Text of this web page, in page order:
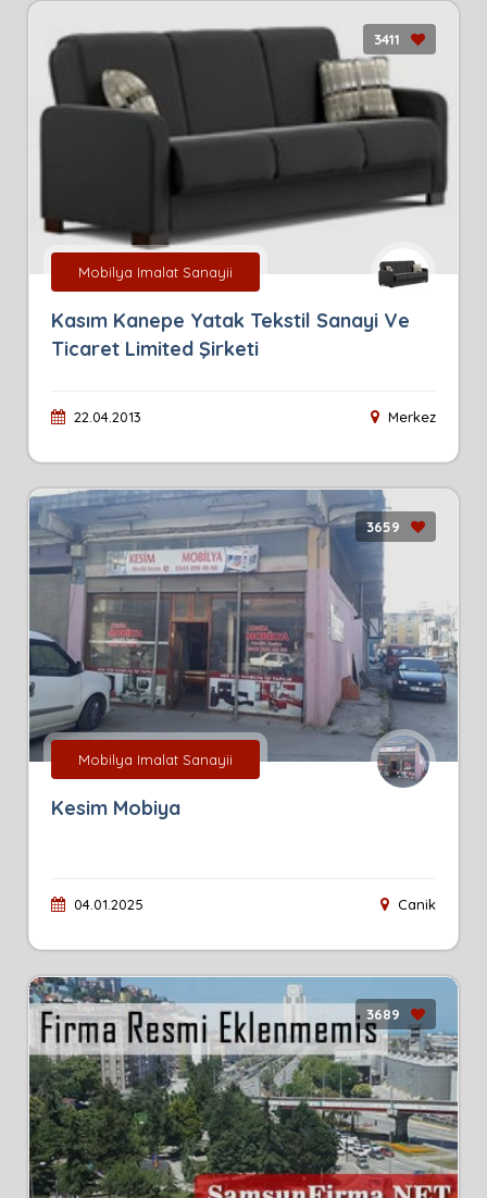
3411
Mobilya Imalat Sanayii
Kasım Kanepe Yatak Tekstil Sanayi Ve
Ticaret Limited Şirketi
22.04.2013 Merkez
3659
Mobilya Imalat Sanayii
Kesim Mobiya
04.01.2025 Canik
3689